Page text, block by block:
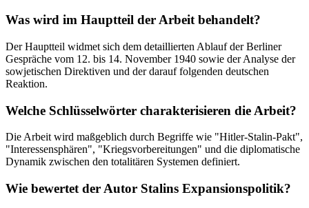
Was wird im Hauptteil der Arbeit behandelt?
Der Hauptteil widmet sich dem detaillierten Ablauf der Berliner
Gespräche vom 12. bis 14. November 1940 sowie der Analyse der
sowjetischen Direktiven und der darauf folgenden deutschen
Reaktion.
Welche Schlüsselwörter charakterisieren die Arbeit?
Die Arbeit wird maßgeblich durch Begriffe wie "Hitler-Stalin-Pakt",
"Interessensphären", "Kriegsvorbereitungen" und die diplomatische
Dynamik zwischen den totalitären Systemen definiert.
Wie bewertet der Autor Stalins Expansionspolitik?